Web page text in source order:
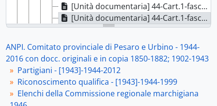
[Unità documentaria] 44-Cart.1-fasc.44-26 - 25.2. Elenco - 1946, 1946
[Unità documentaria] 44-Cart.1-fasc.44-27 - 25.3. Elenco - 1946, 1946
[Unità documentaria] 44-Cart.1-fasc.44-28 - 26. Elenco - 1946, 1946
[Unità documentaria] 44-Cart.1-fasc.44-29 - 27. Elenco - 1946, 1946
[Unità documentaria] 44-Cart.1-fasc.44-30 - 28.1. Elenco - [1946], 1946
[Unità documentaria] 44-Cart.1-fasc.44-31 - 28.2. Elenco - [1946], 1946
[Unità documentaria] 44-Cart.1-fasc.44-32 - 28.3. Elenco - [1946], 1946
[Unità documentaria] 44-Cart.1-fasc.44-33 - 28.4 Elenco - [1946], 1946
[Unità documentaria] 44-Cart.1-fasc.44-34 - 28.5. Elenco - [1946], 1946
ANPI. Comitato provinciale di Pesaro e Urbino - 1944-
2016 con docc. originali e in copia 1850-1882; 1902-1943
Partigiani - [1943]-1944-2012
Riconoscimento qualifica - [1943]-1944-1999
Elenchi della Commissione regionale marchigiana